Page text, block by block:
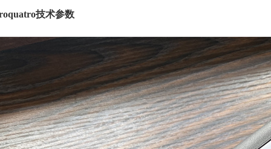
技术参数